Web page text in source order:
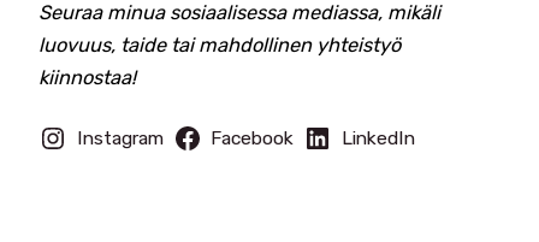
Seuraa minua sosiaalisessa mediassa, mikäli
luovuus, taide tai mahdollinen yhteistyö
kiinnostaa!
Instagram Facebook LinkedIn